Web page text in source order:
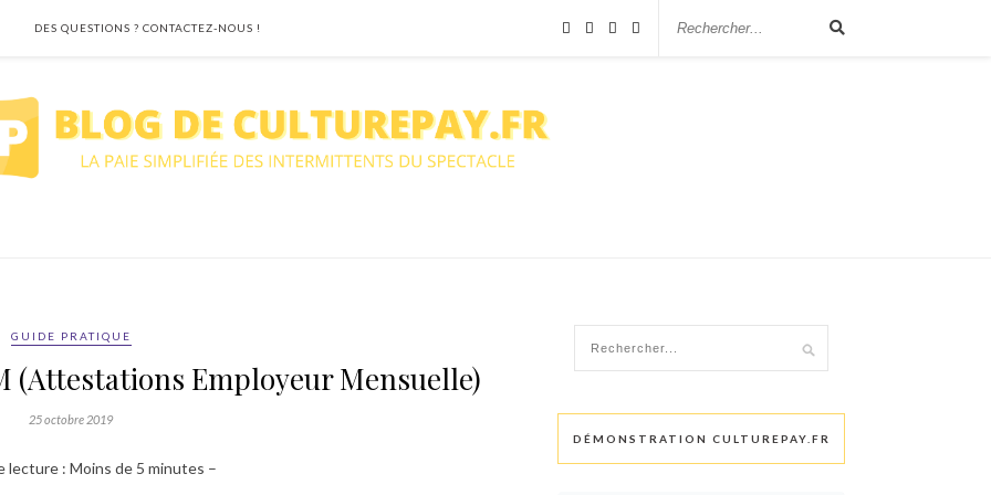
DES QUESTIONS ? CONTACTEZ-NOUS !
GUIDE PRATIQUE
(Attestations Employeur Mensuelle)
25 octobre 2019
lecture : Moins de 5 minutes –
DÉMONSTRATION CULTUREPAY.FR